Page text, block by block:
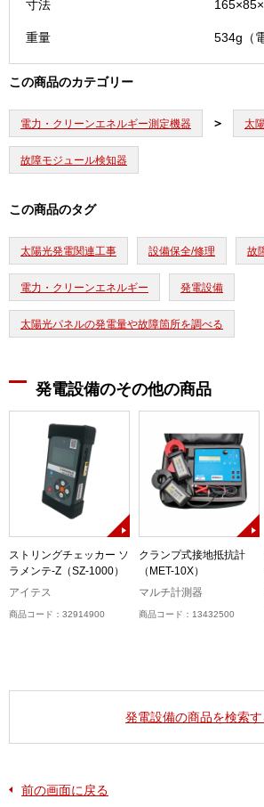
寸法
重量 534g（
この商品のカテゴリー
電力・クリーンエネルギー測定機器 太
故障モジュール検知器
この商品のタグ
太陽光発電関連工事 設備保全/修理 故
電力・クリーンエネルギー 発電設備
太陽光パネルの発電量や故障箇所を調べる
発電設備のその他の商品
ストリングチェッカー ソ
ラメンテ-Z（SZ-1000）
アイテス
商品コード：32914900
クランプ式接地抵抗計
（MET-10X）
マルチ計測器
商品コード：13432500
発電設備の商品を検索す
前の画面に戻る